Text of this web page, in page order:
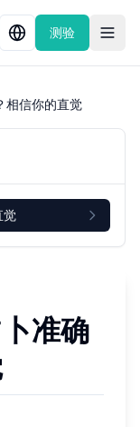
测验
相信你的直觉
觉
准确